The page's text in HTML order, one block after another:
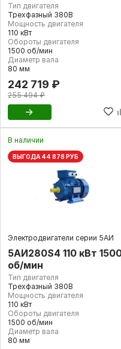
Тип двигателя
Трехфазный 380В
Мощность двигателя
110 кВт
Обороты двигателя
1500 об/мин
Диаметр вала
80 мм
242 719 ₽
255 494 ₽
В наличии
ВЫГОДА 44 878 РУБ
Электродвигатели серии 5АИ
5АИ280S4 110 кВт
об/мин
Тип двигателя
Трехфазный 380В
Мощность двигателя
110 кВт
Обороты двигателя
1500 об/мин
Диаметр вала
80 мм